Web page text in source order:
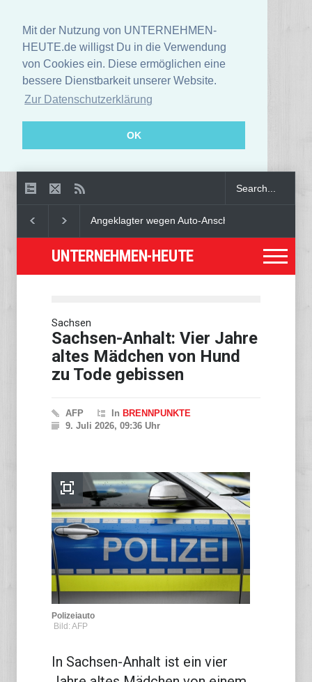
Mit der Nutzung von UNTERNEHMEN-
HEUTE.de willigst Du in die Verwendung
von Cookies ein. Diese ermöglichen eine
bessere Dienstbarkeit unserer Website.
Zur Datenschutzerklärung
OK
Angeklagter wegen Auto-Anschlag in München
UNTERNEHMEN-HEUTE
Sachsen
Sachsen-Anhalt: Vier Jahre
altes Mädchen von Hund
zu Tode gebissen
AFP In BRENNPUNKTE
9. Juli 2026, 09:36 Uhr
Polizeiauto
Bild: AFP
In Sachsen-Anhalt ist ein vier